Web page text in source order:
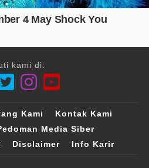
kami di:
Kami
Kontak Kami
Media Siber
Disclaimer Info Karir